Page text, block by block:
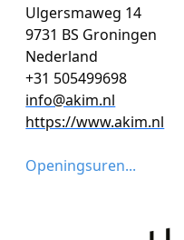
Ulgersmaweg 14
9731 BS Groningen
Nederland
+31 505499698
info@akim.nl
https://www.akim.nl
Openingsuren...